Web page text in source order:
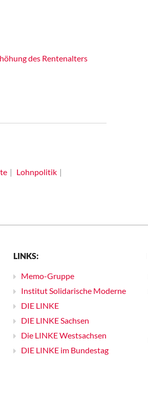
des Rentenalters
Lohnpolitik
LINKS:
Memo-Gruppe
Institut Solidarische Moderne
DIE LINKE
DIE LINKE Sachsen
Die LINKE Westsachsen
DIE LINKE im Bundestag